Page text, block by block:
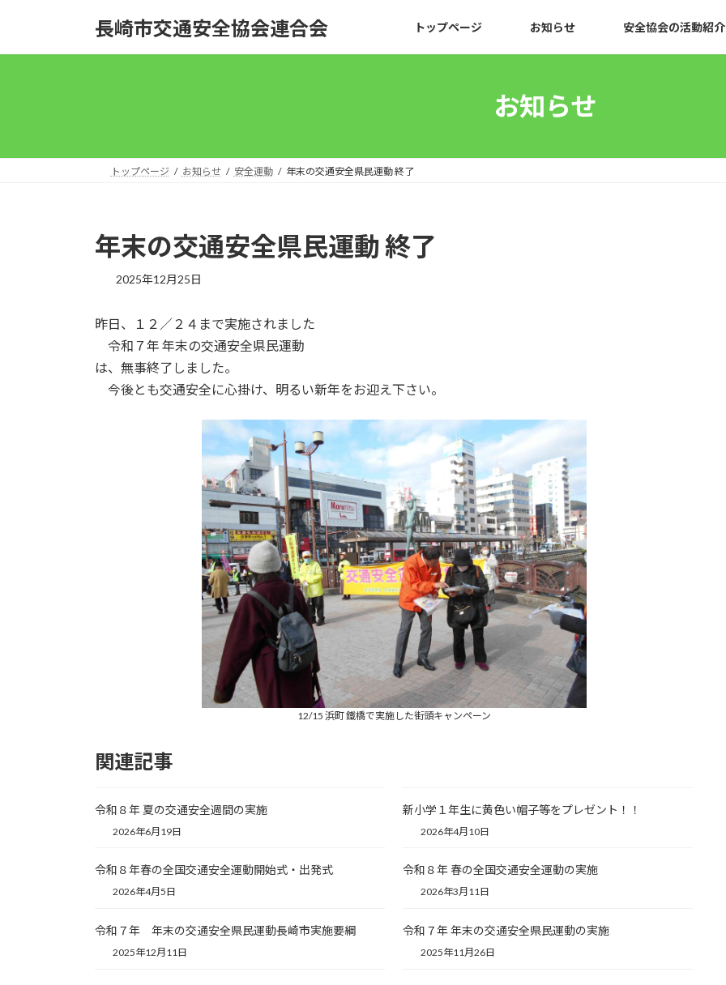
長崎市交通安全協会連合会 トップページ お知らせ 安全協会の活動紹介
お知らせ
トップページ お知らせ 安全運動 年末の交通安全県民運動 終了
年末の交通安全県民運動 終了
2025年12月25日
昨日、１２／２４まで実施されました
令和７年 年末の交通安全県民運動
は、無事終了しました。
今後とも交通安全に心掛け、明るい新年をお迎え下さい。
12/15 浜町 鐵橋で実施した街頭キャンペーン
関連記事
令和８年 夏の交通安全週間の実施
2026年6月19日
新小学１年生に黄色い帽子等をプレゼント！！
2026年4月10日
令和８年春の全国交通安全運動開始式・出発式
2026年4月5日
令和８年 春の全国交通安全運動の実施
2026年3月11日
令和７年 年末の交通安全県民運動長崎市実施要綱
2025年12月11日
令和７年 年末の交通安全県民運動の実施
2025年11月26日